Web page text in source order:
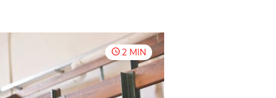
2 MIN